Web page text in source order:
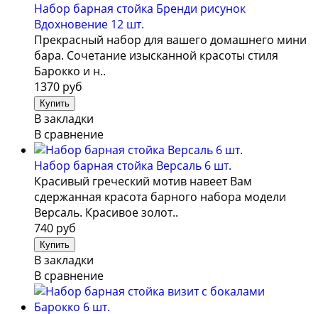
Набор барная стойка Бренди рисунок
Вдохновение 12 шт.
Прекрасный набор для вашего домашнего мини
бара. Сочетание изысканной красоты стиля
Барокко и н..
1370 руб
В закладки
В сравнение
Набор барная стойка Версаль 6 шт.
Красивый греческий мотив навеет Вам
сдержанная красота барного набора модели
Версаль. Красивое золот..
740 руб
В закладки
В сравнение